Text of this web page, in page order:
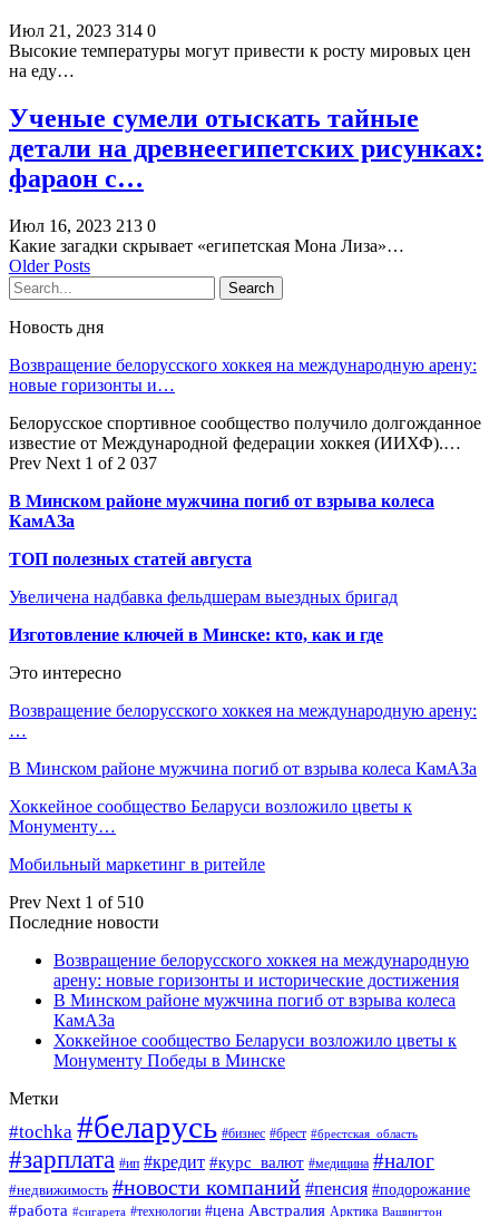
Июл 21, 2023 314 0
Высокие температуры могут привести к росту мировых цен
на еду…
Ученые сумели отыскать тайные
детали на древнеегипетских рисунках:
фараон с…
Июл 16, 2023 213 0
Какие загадки скрывает «египетская Мона Лиза»…
Older Posts
Новость дня
Возвращение белорусского хоккея на международную арену:
новые горизонты и…
Белорусское спортивное сообщество получило долгожданное
известие от Международной федерации хоккея (ИИХФ).…
Prev Next 1 of 2 037
В Минском районе мужчина погиб от взрыва колеса
КамАЗа
ТОП полезных статей августа
Увеличена надбавка фельдшерам выездных бригад
Изготовление ключей в Минске: кто, как и где
Это интересно
Возвращение белорусского хоккея на международную арену:
…
В Минском районе мужчина погиб от взрыва колеса КамАЗа
Хоккейное сообщество Беларуси возложило цветы к
Монументу…
Мобильный маркетинг в ритейле
Prev Next 1 of 510
Последние новости
Возвращение белорусского хоккея на международную
арену: новые горизонты и исторические достижения
В Минском районе мужчина погиб от взрыва колеса
КамАЗа
Хоккейное сообщество Беларуси возложило цветы к
Монументу Победы в Минске
Метки
#tochka #беларусь #бизнес #брест #брестская_область
#зарплата #ип #кредит #курс_валют #медицина #налог
#недвижимость #новости компаний #пенсия #подорожание
#работа #сигарета #технологии #цена Австралия Арктика Вашингтон